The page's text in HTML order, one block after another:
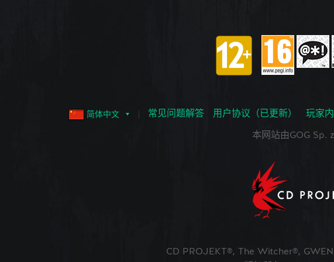
简体中文 常见问题解答 用户协议（已更新） 玩家
本网站由GOG Sp.
CD PROJEKT®, The Witcher®,